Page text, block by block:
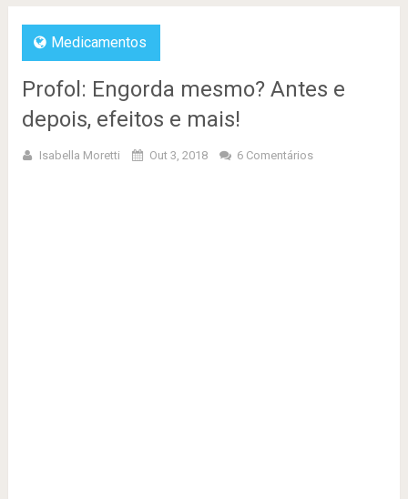
Medicamentos
Profol: Engorda mesmo? Antes e
depois, efeitos e mais!
Isabella Moretti Out 3, 2018 6 Comentários